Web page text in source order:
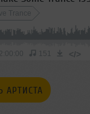
Trance
2:00:00 151 </>
АРТИСТА